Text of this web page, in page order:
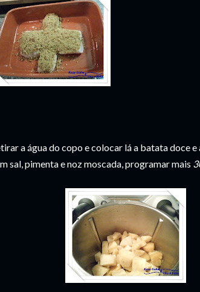
a água do copo e colocar lá a batata doce
sal, pimenta e noz moscada, programar mais